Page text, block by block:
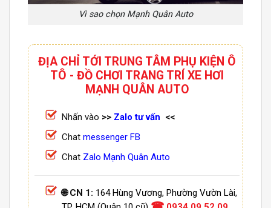
Vì sao chọn Mạnh Quân Auto
ĐỊA CHỈ TỚI TRUNG TÂM PHỤ KIỆN Ô
TÔ - ĐỒ CHƠI TRANG TRÍ XE HƠI
MẠNH QUÂN AUTO
Nhấn vào >> Zalo tư vấn <<
Chat messenger FB
Chat Zalo Mạnh Quân Auto
🌐 CN 1: 164 Hùng Vương, Phường Vườn Lài,